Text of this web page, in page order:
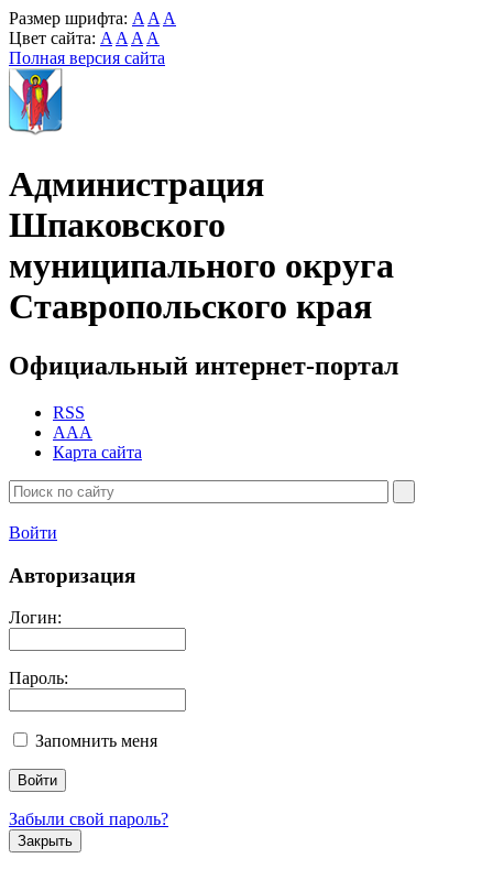
Размер шрифта: A A A
Цвет сайта: A A A A
Полная версия сайта
Администрация
Шпаковского
муниципального округа
Ставропольского края
Официальный интернет-портал
RSS
AAA
Карта сайта
Войти
Авторизация
Логин:
Пароль:
Запомнить меня
Забыли свой пароль?
Закрыть